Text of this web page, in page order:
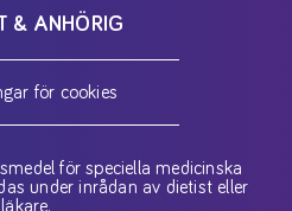
& ANHÖRIG
för cookies
för speciella medicinska
under inrådan av dietist eller
läkare.